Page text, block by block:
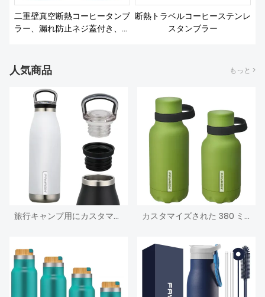
二重壁真空断熱コーヒータンブ
ラー、漏れ防止ネジ蓋付き、再
断熱トラベルコーヒーステンレ
スタンブラー
人気商品 もっと >
旅行キャンプ用にカスタマイズされたスポーツ真空断熱ステンレススチールウォーターボトルを製造 カスタマイズされた 380 ミリリットル 500 ミリリットル 700 ミリリットル 980 ミリリットルステンレス鋼魔法瓶水ボトル断熱スポーツボトル